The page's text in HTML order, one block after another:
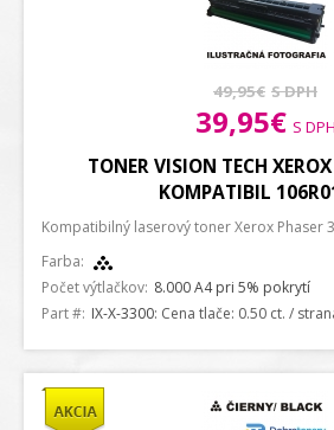
49,95€ S DPH
39,95€ S DPH
TONER VISION TECH
KOMPATIBIL
Kompatibilný laserový toner Xerox Phaser
Farba:
Počet výtlačkov: 8.000 A4 pri 5% pokrytí
Part #: IX-X-3300: Cena tlače: 0.50 ct. /